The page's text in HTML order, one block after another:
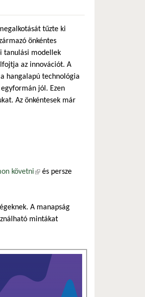
tűzte ki
önkéntes
tanulási modellek
az innovációt. A
hangalapú technológia
jól. Ezen
Az önkéntesek már
követni(külső hivatkozás)
és persze
A manapság
mintákat